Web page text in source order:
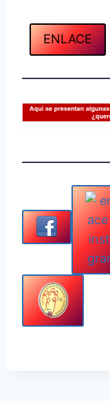
ENLACE